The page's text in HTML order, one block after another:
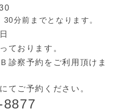
分前までとなります。
ております。
診察予約をご利用頂けま
てご予約ください。
8877